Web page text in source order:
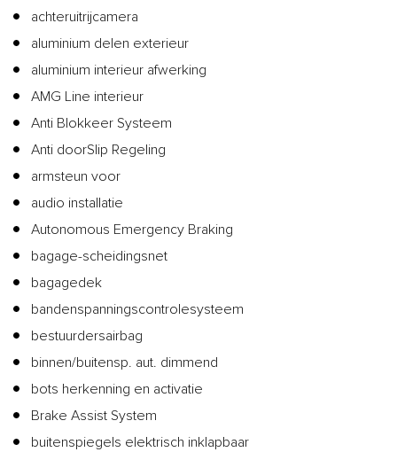
achteruitrijcamera
aluminium delen exterieur
aluminium interieur afwerking
AMG Line interieur
Anti Blokkeer Systeem
Anti doorSlip Regeling
armsteun voor
audio installatie
Autonomous Emergency Braking
bagage-scheidingsnet
bagagedek
bandenspanningscontrolesysteem
bestuurdersairbag
binnen/buitensp. aut. dimmend
bots herkenning en activatie
Brake Assist System
buitenspiegels elektrisch inklapbaar